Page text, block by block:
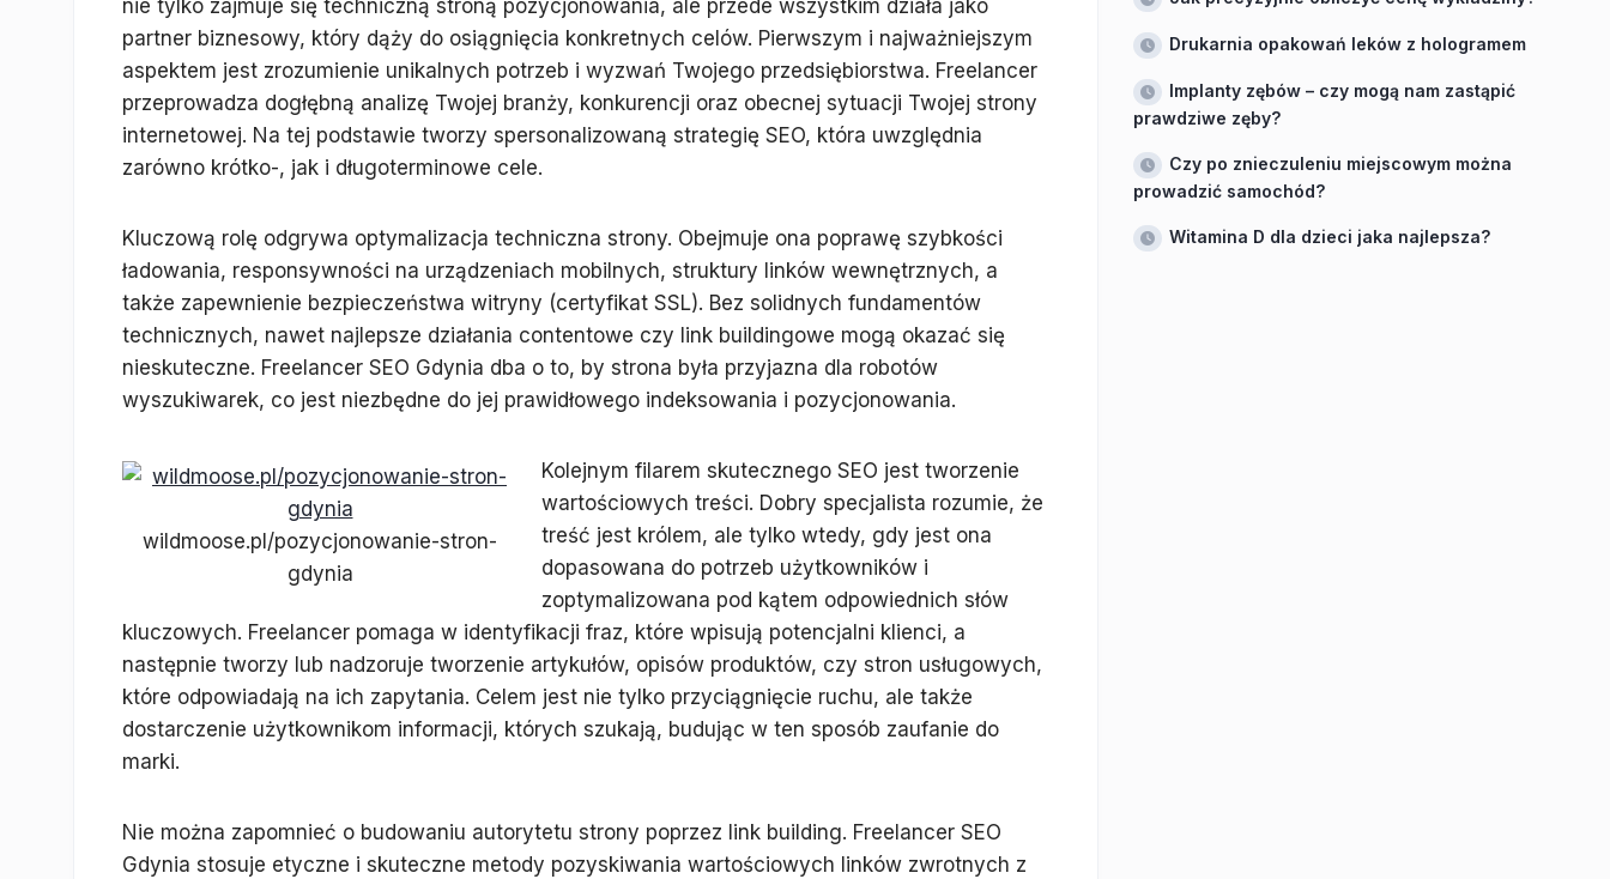
nie tylko zajmuje się techniczną stroną pozycjonowania, ale przede wszystkim działa jako
partner biznesowy, który dąży do osiągnięcia konkretnych celów. Pierwszym i najważniejszym
aspektem jest zrozumienie unikalnych potrzeb i wyzwań Twojego przedsiębiorstwa. Freelancer
przeprowadza dogłębną analizę Twojej branży, konkurencji oraz obecnej sytuacji Twojej strony
internetowej. Na tej podstawie tworzy spersonalizowaną strategię SEO, która uwzględnia
zarówno krótko-, jak i długoterminowe cele.
Kluczową rolę odgrywa optymalizacja techniczna strony. Obejmuje ona poprawę szybkości
ładowania, responsywności na urządzeniach mobilnych, struktury linków wewnętrznych, a
także zapewnienie bezpieczeństwa witryny (certyfikat SSL). Bez solidnych fundamentów
technicznych, nawet najlepsze działania contentowe czy link buildingowe mogą okazać się
nieskuteczne. Freelancer SEO Gdynia dba o to, by strona była przyjazna dla robotów
wyszukiwarek, co jest niezbędne do jej prawidłowego indeksowania i pozycjonowania.
wildmoose.pl/pozycjonowanie-stron-
gdynia
Kolejnym filarem skutecznego SEO jest tworzenie
wartościowych treści. Dobry specjalista rozumie, że
treść jest królem, ale tylko wtedy, gdy jest ona
dopasowana do potrzeb użytkowników i
zoptymalizowana pod kątem odpowiednich słów
kluczowych. Freelancer pomaga w identyfikacji fraz, które wpisują potencjalni klienci, a
następnie tworzy lub nadzoruje tworzenie artykułów, opisów produktów, czy stron usługowych,
które odpowiadają na ich zapytania. Celem jest nie tylko przyciągnięcie ruchu, ale także
dostarczenie użytkownikom informacji, których szukają, budując w ten sposób zaufanie do
marki.
Nie można zapomnieć o budowaniu autorytetu strony poprzez link building. Freelancer SEO
Gdynia stosuje etyczne i skuteczne metody pozyskiwania wartościowych linków zwrotnych z
Drukarnia opakowań leków z hologramem
Implanty zębów – czy mogą nam zastąpić
prawdziwe zęby?
Czy po znieczuleniu miejscowym można
prowadzić samochód?
Witamina D dla dzieci jaka najlepsza?